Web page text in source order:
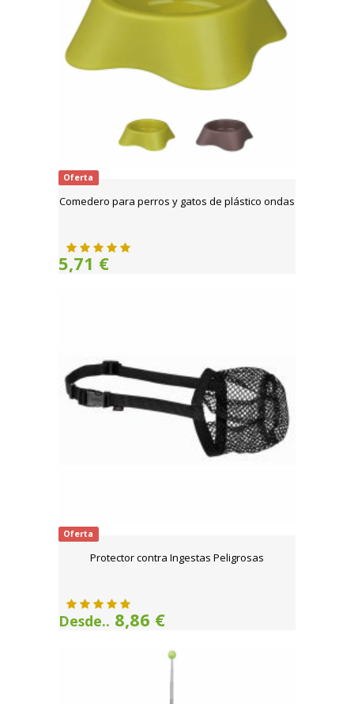
Oferta
Comedero para perros y gatos de plástico ondas
5,71 €
Oferta
Protector contra Ingestas Peligrosas
Desde.. 8,86 €